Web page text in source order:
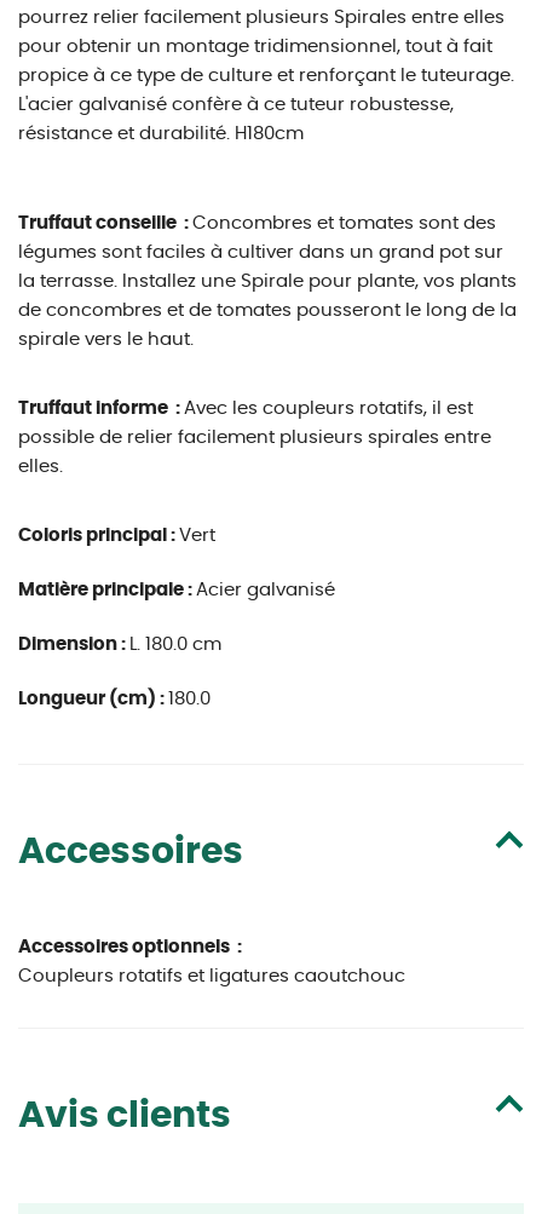
pourrez relier facilement plusieurs Spirales entre elles
pour obtenir un montage tridimensionnel, tout à fait
propice à ce type de culture et renforçant le tuteurage.
L'acier galvanisé confère à ce tuteur robustesse,
résistance et durabilité. H180cm
Truffaut conseille : Concombres et tomates sont des
légumes sont faciles à cultiver dans un grand pot sur
la terrasse. Installez une Spirale pour plante, vos plants
de concombres et de tomates pousseront le long de la
spirale vers le haut.
Truffaut informe : Avec les coupleurs rotatifs, il est
possible de relier facilement plusieurs spirales entre
elles.
Coloris principal : Vert
Matière principale : Acier galvanisé
Dimension : L. 180.0 cm
Longueur (cm) : 180.0
Accessoires
Accessoires optionnels :
Coupleurs rotatifs et ligatures caoutchouc
Avis clients